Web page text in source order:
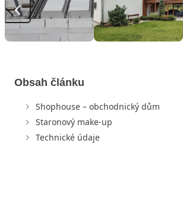
Obsah článku
Shophouse – obchodnický dům
Staronový make-up
Technické údaje